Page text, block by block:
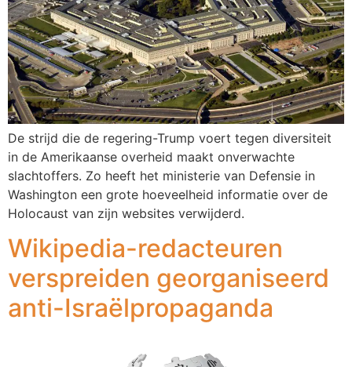
De strijd die de regering-Trump voert tegen diversiteit
in de Amerikaanse overheid maakt onverwachte
slachtoffers. Zo heeft het ministerie van Defensie in
Washington een grote hoeveelheid informatie over de
Holocaust van zijn websites verwijderd.
Wikipedia-redacteuren
verspreiden georganiseerd
anti-Israëlpropaganda